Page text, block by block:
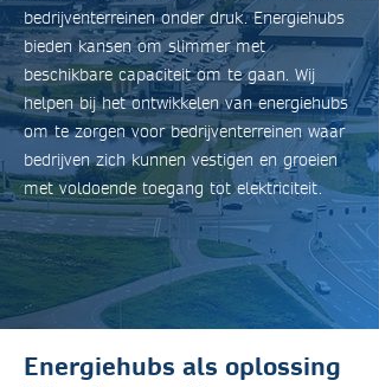
bedrijventerreinen onder druk. Energiehubs
bieden kansen om slimmer met
beschikbare capaciteit om te gaan. Wij
helpen bij het ontwikkelen van energiehubs
om te zorgen voor bedrijventerreinen waar
bedrijven zich kunnen vestigen en groeien
met voldoende toegang tot elektriciteit.
Energiehubs als oplossing